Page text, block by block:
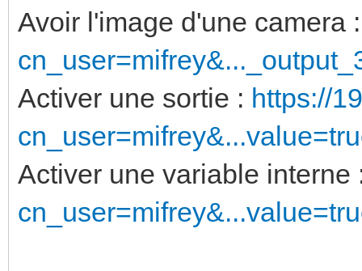
Avoir l'image d'une camera
Activer une sortie : https://
Activer une variable